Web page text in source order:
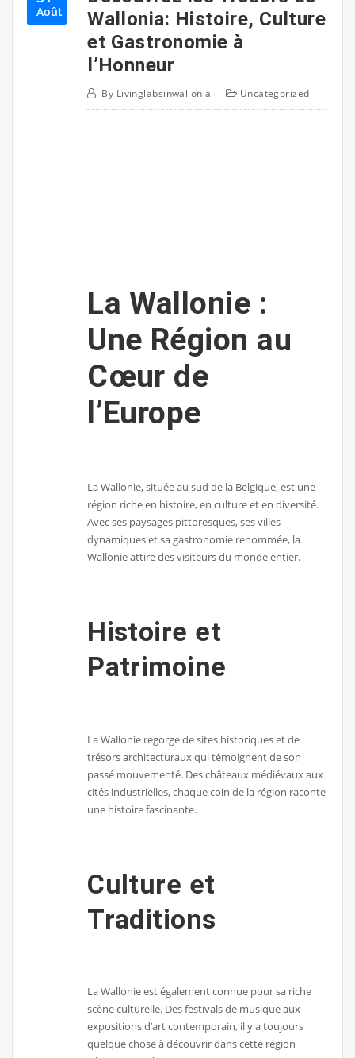
Août
Wallonia: Histoire, Culture
et Gastronomie à
l’Honneur
By Livinglabsinwallonia Uncategorized
La Wallonie :
Une Région au
Cœur de
l’Europe
La Wallonie, située au sud de la Belgique, est une
région riche en histoire, en culture et en diversité.
Avec ses paysages pittoresques, ses villes
dynamiques et sa gastronomie renommée, la
Wallonie attire des visiteurs du monde entier.
Histoire et
Patrimoine
La Wallonie regorge de sites historiques et de
trésors architecturaux qui témoignent de son
passé mouvementé. Des châteaux médiévaux aux
cités industrielles, chaque coin de la région raconte
une histoire fascinante.
Culture et
Traditions
La Wallonie est également connue pour sa riche
scène culturelle. Des festivals de musique aux
expositions d’art contemporain, il y a toujours
quelque chose à découvrir dans cette région